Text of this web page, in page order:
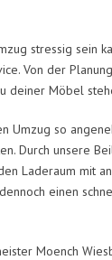
stressig sein
Von der
deiner Möbel
Umzug so
Durch unsere
Laderaum mit
einen
Moench